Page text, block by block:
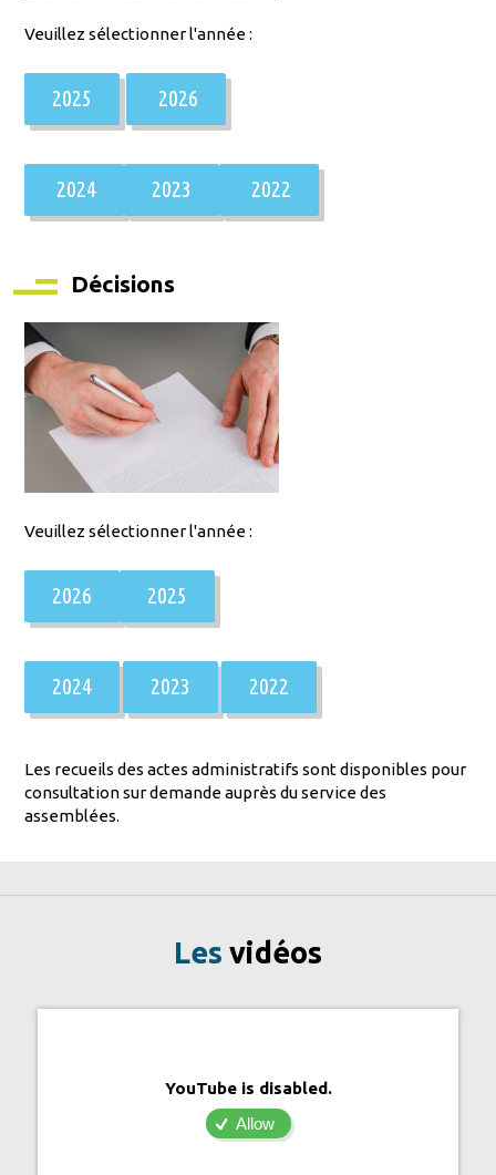
Veuillez sélectionner l'année :
2025 2026
2024 2023 2022
Décisions
Veuillez sélectionner l'année :
2026 2025
2024 2023 2022
Les recueils des actes administratifs sont disponibles pour
consultation sur demande auprès du service des
assemblées.
Les vidéos
YouTube is disabled.
Allow